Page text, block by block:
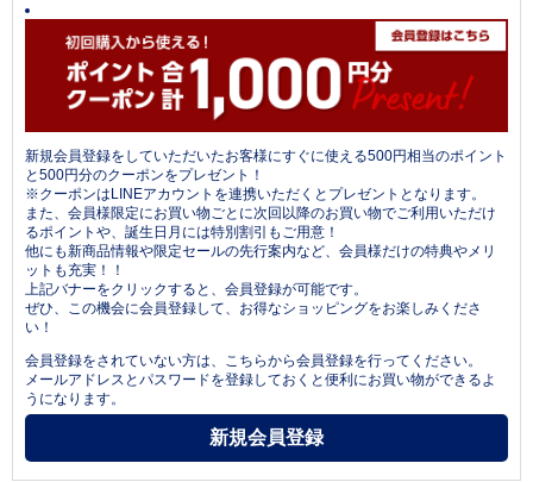
新規会員登録をしていただいたお客様にすぐに使える500円相当のポイント
と500円分のクーポンをプレゼント！
※クーポンはLINEアカウントを連携いただくとプレゼントとなります。
また、会員様限定にお買い物ごとに次回以降のお買い物でご利用いただけ
るポイントや、誕生日月には特別割引もご用意！
他にも新商品情報や限定セールの先行案内など、会員様だけの特典やメリ
ットも充実！！
上記バナーをクリックすると、会員登録が可能です。
ぜひ、この機会に会員登録して、お得なショッピングをお楽しみくださ
い！
会員登録をされていない方は、こちらから会員登録を行ってください。
メールアドレスとパスワードを登録しておくと便利にお買い物ができるよ
うになります。